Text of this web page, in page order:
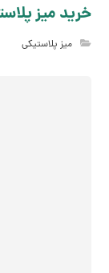
خرید میز
میز پلاستیکی